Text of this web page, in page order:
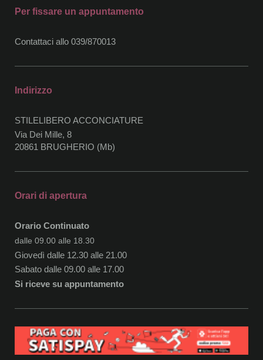
Per fissare un appuntamento
Contattaci allo 039/870013
Indirizzo
STILELIBERO ACCONCIATURE
Via Dei Mille, 8
20861 BRUGHERIO (Mb)
Orari di apertura
Orario Continuato
dalle 09.00 alle 18.30
Giovedì dalle 12.30 alle 21.00
Sabato dalle 09.00 alle 17.00
Si riceve su appuntamento